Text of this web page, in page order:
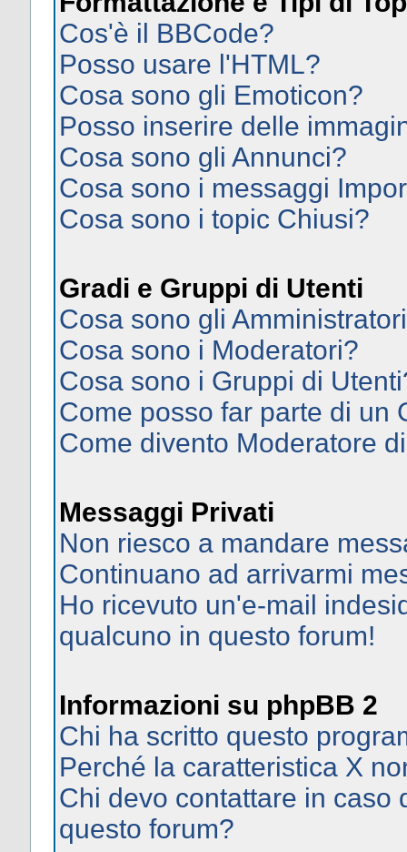
Cos'è il BBCode?
Posso usare l'HTML?
Cosa sono gli Emoticon?
Posso inserire delle
Cosa sono gli Annunci?
Cosa sono i messaggi
Cosa sono i topic Chiusi?
Gradi e Gruppi di Utenti
Cosa sono gli
Cosa sono i Moderatori?
Cosa sono i Gruppi di
Come posso far parte di un
Come divento Moderatore
Messaggi Privati
Non riesco a mandare
Continuano ad arrivarmi
Ho ricevuto un'e-mail
qualcuno in questo forum!
Informazioni su phpBB 2
Chi ha scritto questo
Perché la caratteristica X
Chi devo contattare in caso
questo forum?